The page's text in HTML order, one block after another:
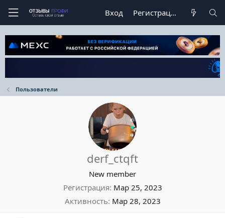
Вход Регистрация
Пользователи
derf_ctqft
New member
Регистрация Мар 25, 2023
Активность Мар 28, 2023